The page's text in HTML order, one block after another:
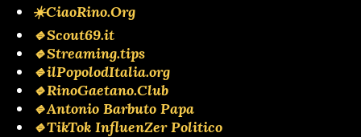
☀️CiaoRino.Org
🔹Scout69.it
🔹Streaming.tips
🔹ilPopolodItalia.org
🔹RinoGaetano.Club
🔹Antonio Barbuto Papa
🔹TikTok InfluenZer Politico